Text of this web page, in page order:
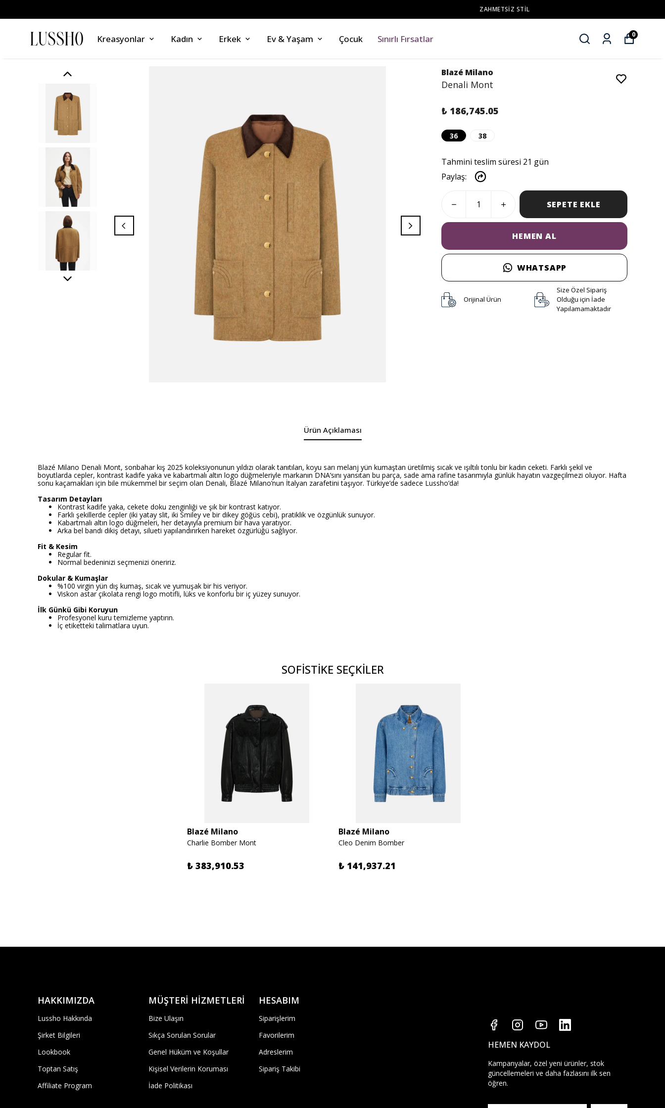
Kreasyonlar Kadın Erkek Ev & Yaşam Çocuk Sınırlı Fırsatlar 0
Blazé Milano
Denali Mont
₺ 186,745.05
36 38
Tahmini teslim süresi 21 gün
Paylaş:
SEPETE EKLE
HEMEN AL
WHATSAPP
Orijinal Ürün
Size Özel Sipariş
Olduğu için İade
Yapılamamaktadır
Ürün Açıklaması
Blazé Milano Denali Mont, sonbahar kış 2025 koleksiyonunun yıldızı olarak tanıtılan, koyu sarı melanj yün kumaştan üretilmiş sıcak ve ışıltılı tonlu bir kadın ceketi. Farklı şekil ve
boyutlarda cepler, kontrast kadife yaka ve kabartmalı altın logo düğmeleriyle markanın DNA’sını yansıtan bu parça, sade ama rafine tasarımıyla günlük hayatın vazgeçilmezi oluyor. Hafta
sonu kaçamakları için bile mükemmel bir seçim olan Denali, Blazé Milano’nun İtalyan zarafetini taşıyor. Türkiye’de sadece Lussho’da!
Tasarım Detayları
Kontrast kadife yaka, cekete doku zenginliği ve şık bir kontrast katıyor.
Farklı şekillerde cepler (iki yatay slit, iki Smiley ve bir dikey göğüs cebi), pratiklik ve özgünlük sunuyor.
Kabartmalı altın logo düğmeleri, her detayıyla premium bir hava yaratıyor.
Arka bel bandı dikiş detayı, silueti yapılandırırken hareket özgürlüğü sağlıyor.
Fit & Kesim
Regular fit.
Normal bedeninizi seçmenizi öneririz.
Dokular & Kumaşlar
%100 virgin yün dış kumaş, sıcak ve yumuşak bir his veriyor.
Viskon astar çikolata rengi logo motifli, lüks ve konforlu bir iç yüzey sunuyor.
İlk Günkü Gibi Koruyun
Profesyonel kuru temizleme yaptırın.
İç etiketteki talimatlara uyun.
SOFİSTİKE SEÇKİLER
Blazé Milano
Charlie Bomber Mont
₺ 383,910.53
Blazé Milano
Cleo Denim Bomber
₺ 141,937.21
HAKKIMIZDA
Lussho Hakkında
Şirket Bilgileri
Lookbook
Toptan Satış
Affiliate Program
MÜŞTERİ HİZMETLERİ
Bize Ulaşın
Sıkça Sorulan Sorular
Genel Hüküm ve Koşullar
Kişisel Verilerin Koruması
İade Politikası
HESABIM
Siparişlerim
Favorilerim
Adreslerim
Sipariş Takibi
HEMEN KAYDOL
Kampanyalar, özel yeni ürünler, stok
güncellemeleri ve daha fazlasını ilk sen
öğren.